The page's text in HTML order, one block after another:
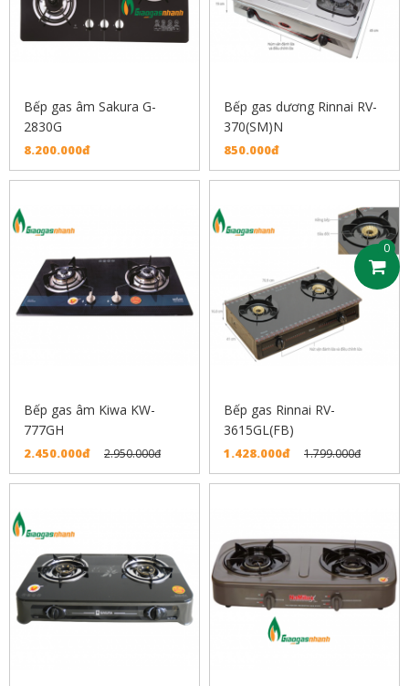
0
Bếp gas âm Sakura G-
2830G
8.200.000đ
Bếp gas dương Rinnai RV-
370(SM)N
850.000đ
Bếp gas âm Kiwa KW-
777GH
2.450.000đ 2.950.000đ
Bếp gas Rinnai RV-
3615GL(FB)
1.428.000đ 1.799.000đ